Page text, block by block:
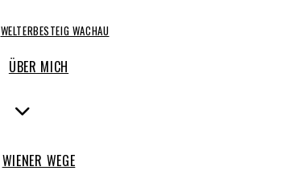
WELTERBESTEIG WACHAU
ÜBER MICH
WIENER WEGE